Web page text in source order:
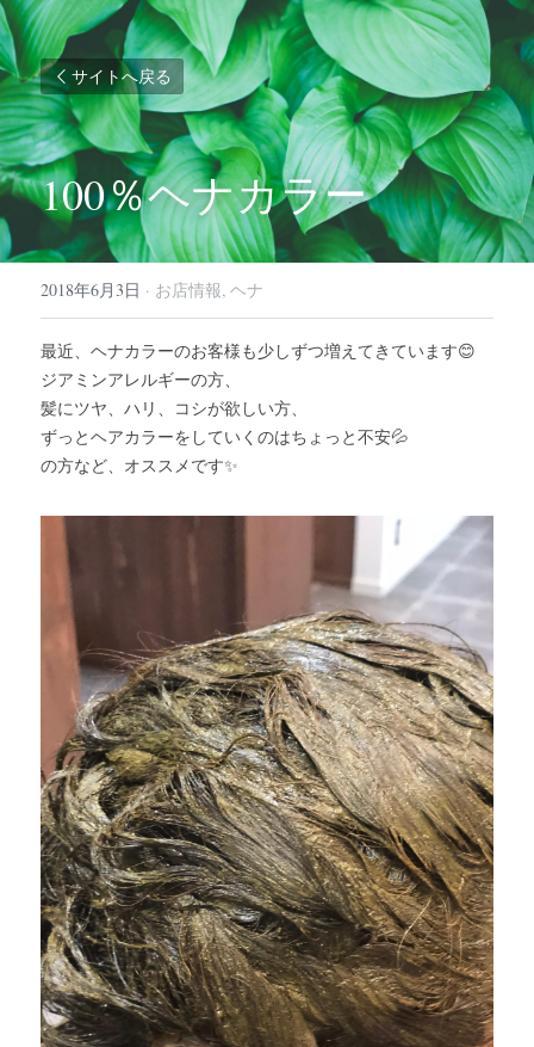
サイトへ戻る
100％ヘナカラー
2018年6月3日 · お店情報, ヘナ
最近、ヘナカラーのお客様も少しずつ増えてきています😊
ジアミンアレルギーの方、
髪にツヤ、ハリ、コシが欲しい方、
ずっとヘアカラーをしていくのはちょっと不安💦
の方など、オススメです✨